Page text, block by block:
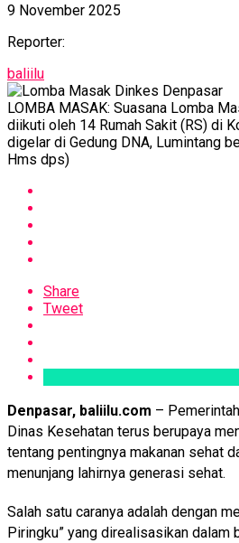
9 November 2025
Reporter:
baliilu
LOMBA MASAK: Suasana Lomba
diikuti oleh 14 Rumah Sakit (RS) di
digelar di Gedung DNA, Lumintang
Hms dps)
Share
Tweet
Denpasar, baliilu.com –
Dinas Kesehatan terus berupaya
tentang pentingnya makanan sehat
menunjang lahirnya generasi sehat.
Salah satu caranya adalah dengan
Piringku” yang direalisasikan dalam